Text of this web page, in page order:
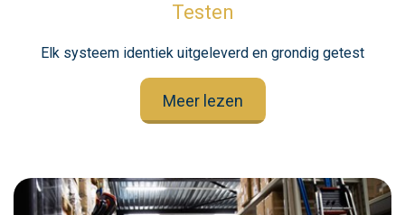
Testen
Elk systeem identiek uitgeleverd en grondig getest
Meer lezen